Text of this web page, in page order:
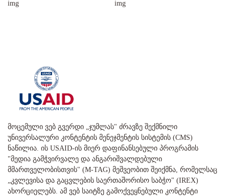
მოცემული ვებ გვერდი „ჯუმლას" ძრავზე შექმნილი
უნივერსალური კონტენტის მენეჯმენტის სისტემის (CMS)
ნაწილია. ის USAID-ის მიერ დაფინანსებული პროგრამის
"მედია გამჭვირვალე და ანგარიშვალდებული
მმართველობისთვის" (M-TAG) მეშვეობით შეიქმნა, რომელსაც
„კვლევისა და გაცვლების საერთაშორისო საბჭო" (IREX)
ახორციელებს. ამ ვებ საიტზე გამოქვეყნებული კონტენტი